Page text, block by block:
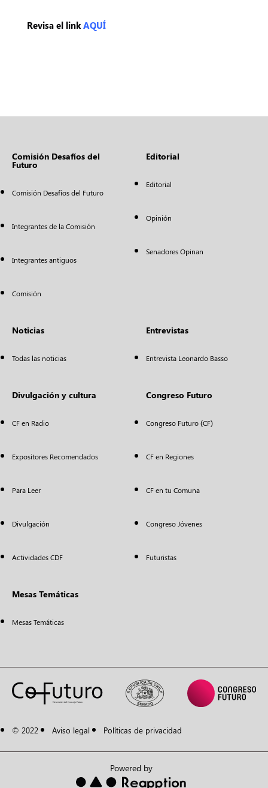
Revisa el linkAQUÍ
Comisión Desafíos del
Futuro
Comisión Desafíos del Futuro
Integrantes de la Comisión
Integrantes antiguos
Comisión
Editorial
Editorial
Opinión
Senadores Opinan
Noticias
Todas las noticias
Entrevistas
Entrevista Leonardo Basso
Divulgación y cultura
CF en Radio
Expositores Recomendados
Para Leer
Divulgación
Actividades CDF
Congreso Futuro
Congreso Futuro (CF)
CF en Regiones
CF en tu Comuna
Congreso Jóvenes
Futuristas
Mesas Temáticas
Mesas Temáticas
© 2022 Aviso legal Políticas de privacidad
Powered by